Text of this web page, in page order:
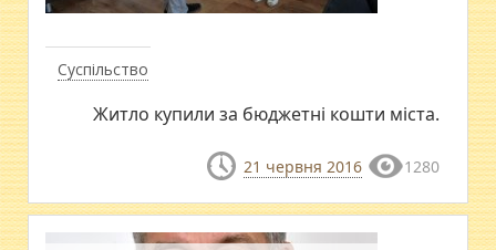
Суспільство
Житло купили за бюджетні кошти міста.
21 червня 2016 1280